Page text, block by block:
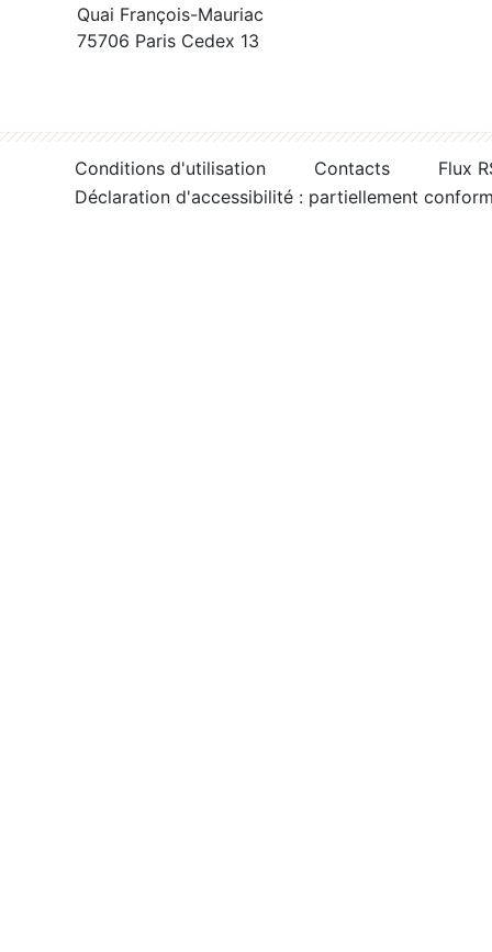
Quai François-Mauriac
75706 Paris Cedex 13
Conditions d'utilisation Contacts
Flux
Déclaration d'accessibilité : partiellement